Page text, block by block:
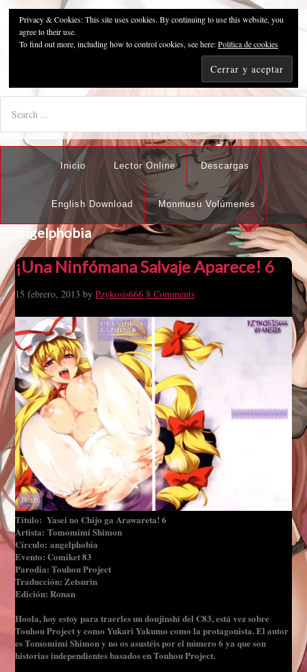
Pzykosis666HFansub
"I'm the best there is at what I do, but what I do best isn't very
Inicio Lector Online Descargas
English Download Monmusu Volúmenes
angelphobia
¡Una Ninfómana Salvaje Aparece! 6
15 febrero, 2013 byPzykosis666 8 Comments
Título: Yasei no Chijo ga Arawareta! 6
Artista: Tomomimi Shimon
Círculo: angelphobia
Evento: Comiket 83
Parodia: Touhou Project
Traducción: Zetsurin
Edición: Ronan
Hoola, hoy estoy para traerles un doujinshi del C83, está vez sobre
Touhou Project y como Yukari Yakumo como la protagonista. El autor
es Tomomimi Shimon y no os asustéis por el número 6 ya que son
historias independientes basados en Touhou Project.
Privacy & Cookies: This site uses cookies. By continuing to use this website, you
agree to their use.
To find out more, including how to control cookies, see here:Política de cookies